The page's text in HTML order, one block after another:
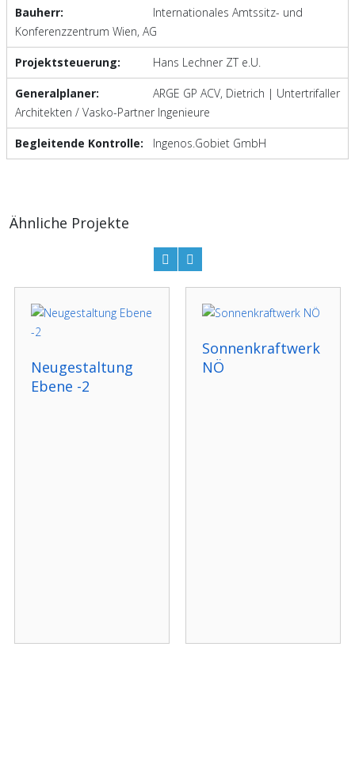
Bauherr:
Internationales Amtssitz- und
Konferenzzentrum Wien, AG
Projektsteuerung: Hans Lechner ZT e.U.
Generalplaner:
ARGE GP ACV, Dietrich | Untertrifaller
Architekten / Vasko-Partner Ingenieure
Begleitende Kontrolle: Ingenos.Gobiet GmbH
Ähnliche Projekte
Neugestaltung
Ebene -2
Sonnenkraftwerk
NÖ